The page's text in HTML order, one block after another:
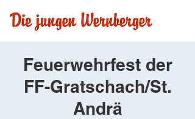
Feuerwehrfest der
FF-Gratschach/St.
Andrä